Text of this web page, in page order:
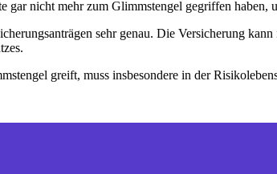
gar nicht mehr zum Glimmstengel gegriffen
sehr genau. Die Versicherung
greift, muss insbesondere in der